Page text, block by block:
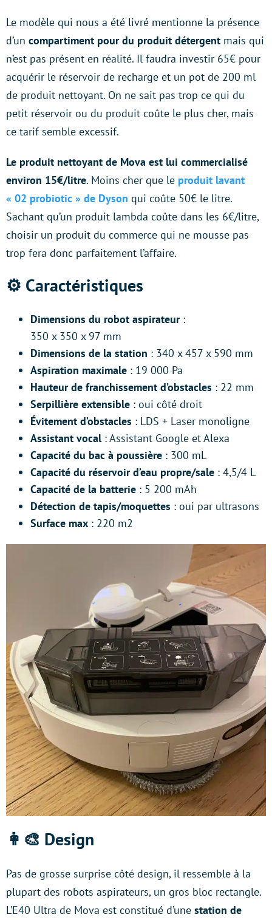
Le modèle qui nous a été livré mentionne la présence
d’un compartiment pour du produit détergent mais qui
n’est pas présent en réalité. Il faudra investir 65€ pour
acquérir le réservoir de recharge et un pot de 200 ml
de produit nettoyant. On ne sait pas trop ce qui du
petit réservoir ou du produit coûte le plus cher, mais
ce tarif semble excessif.
Le produit nettoyant de Mova est lui commercialisé
environ 15€/litre. Moins cher que le produit lavant
« 02 probiotic » de Dyson qui coûte 50€ le litre.
Sachant qu’un produit lambda coûte dans les 6€/litre,
choisir un produit du commerce qui ne mousse pas
trop fera donc parfaitement l’affaire.
⚙️ Caractéristiques
Dimensions du robot aspirateur:
350 x 350 x 97 mm
Dimensions de la station : 340 x 457 x 590 mm
Aspiration maximale : 19 000 Pa
Hauteur de franchissement d’obstacles : 22 mm
Serpillière extensible : oui côté droit
Évitement d’obstacles : LDS + Laser monoligne
Assistant vocal: Assistant Google et Alexa
Capacité du bac à poussière : 300 mL
Capacité du réservoir d’eau propre/sale : 4,5/4 L
Capacité de la batterie : 5 200 mAh
Détection de tapis/moquettes : oui par ultrasons
Surface max : 220 m2
👩‍🎨 Design
Pas de grosse surprise côté design, il ressemble à la
plupart des robots aspirateurs, un gros bloc rectangle.
L’E40 Ultra de Mova est constitué d’une station de